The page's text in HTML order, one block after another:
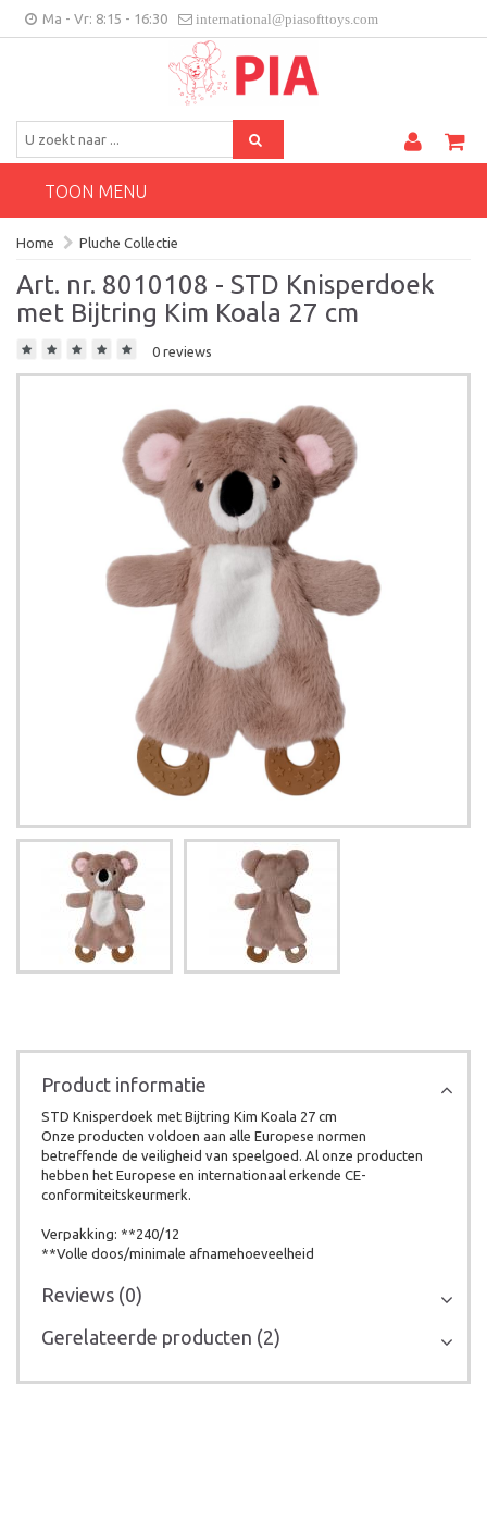
Ma - Vr: 8:15 - 16:30 international@piasofttoys.com
Klantenfeedback
BE/NL
TOON MENU
Home Pluche Collectie
Art. nr. 8010108 - STD Knisperdoek
met Bijtring Kim Koala 27 cm
0 reviews
Product informatie
STD Knisperdoek met Bijtring Kim Koala 27 cm
Onze producten voldoen aan alle Europese normen
betreffende de veiligheid van speelgoed. Al onze producten
hebben het Europese en internationaal erkende CE-
conformiteitskeurmerk.
Verpakking: **240/12
**Volle doos/minimale afnamehoeveelheid
Reviews (0)
Gerelateerde producten (2)